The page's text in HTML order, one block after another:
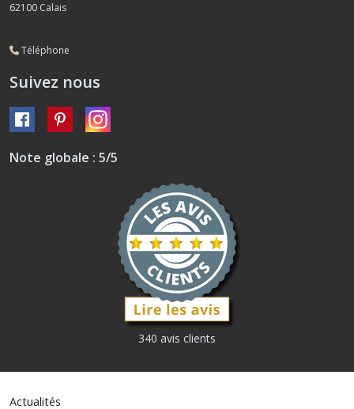
62100 Calais
Téléphone
Suivez nous
Note globale : 5/5
340 avis clients
Actualités